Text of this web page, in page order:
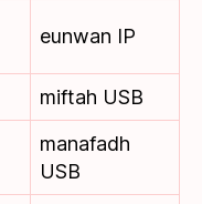
eunwan IP
miftah USB
manafadh
USB